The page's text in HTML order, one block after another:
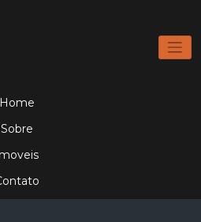
Home
Sobre